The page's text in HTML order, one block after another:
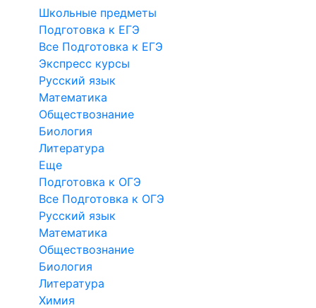
Школьные предметы
Подготовка к ЕГЭ
Все Подготовка к ЕГЭ
Экспресс курсы
Русский язык
Математика
Обществознание
Биология
Литература
Еще
Подготовка к ОГЭ
Все Подготовка к ОГЭ
Русский язык
Математика
Обществознание
Биология
Литература
Химия